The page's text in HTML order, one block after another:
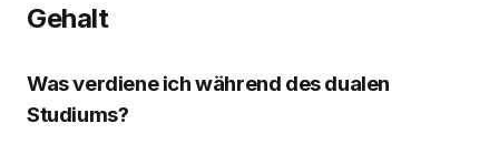
Gehalt
Was verdiene ich während des dualen
Studiums?